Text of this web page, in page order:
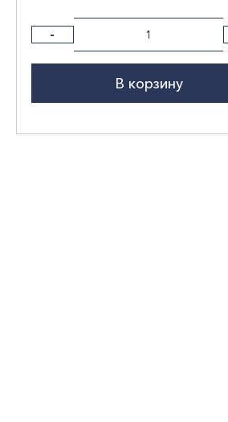
-
В корзину